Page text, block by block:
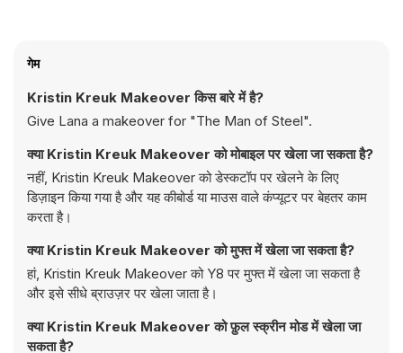
गेम
Kristin Kreuk Makeover किस बारे में है?
Give Lana a makeover for "The Man of Steel".
क्या Kristin Kreuk Makeover को मोबाइल पर खेला जा सकता है?
नहीं, Kristin Kreuk Makeover को डेस्कटॉप पर खेलने के लिए
डिज़ाइन किया गया है और यह कीबोर्ड या माउस वाले कंप्यूटर पर बेहतर काम
करता है।
क्या Kristin Kreuk Makeover को मुफ्त में खेला जा सकता है?
हां, Kristin Kreuk Makeover को Y8 पर मुफ्त में खेला जा सकता है
और इसे सीधे ब्राउज़र पर खेला जाता है।
क्या Kristin Kreuk Makeover को फ़ुल स्क्रीन मोड में खेला जा
सकता है?